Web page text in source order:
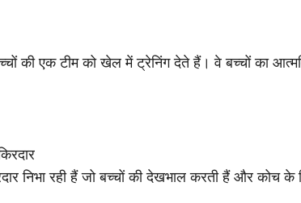
की एक टीम को खेल में ट्रेनिंग देते हैं। वे बच्चों का
निभा रही हैं जो बच्चों की देखभाल करती हैं और कोच के